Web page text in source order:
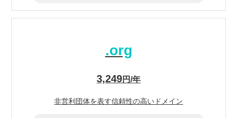
.org
3,249円/年
非営利団体を表す信頼性の高いドメイン